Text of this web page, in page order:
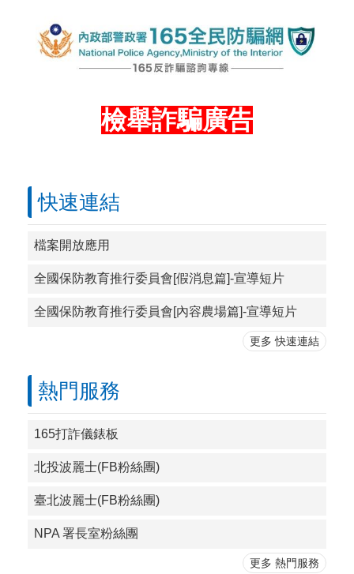
檢舉詐騙廣告
快速連結
檔案開放應用
全國保防教育推行委員會[假消息篇]-宣導短片
全國保防教育推行委員會[內容農場篇]-宣導短片
更多 快速連結
熱門服務
165打詐儀錶板
北投波麗士(FB粉絲團)
臺北波麗士(FB粉絲團)
NPA 署長室粉絲團
更多 熱門服務